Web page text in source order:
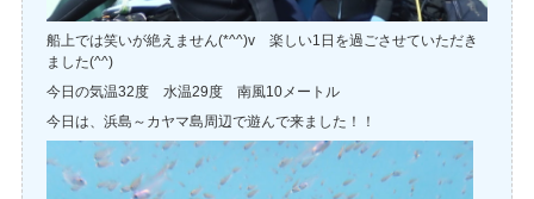
船上では笑いが絶えません(*^^)v 楽しい1日を過ごさせていただき
ました(^^)
今日の気温32度 水温29度 南風10メートル
今日は、浜島～カヤマ島周辺で遊んで来ました！！